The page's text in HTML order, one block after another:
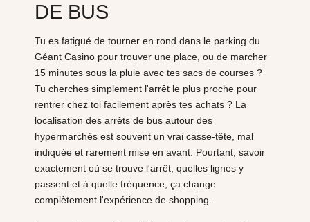
DE BUS
Tu es fatigué de tourner en rond dans le parking du
Géant Casino pour trouver une place, ou de marcher
15 minutes sous la pluie avec tes sacs de courses ?
Tu cherches simplement l'arrêt le plus proche pour
rentrer chez toi facilement après tes achats ? La
localisation des arrêts de bus autour des
hypermarchés est souvent un vrai casse-tête, mal
indiquée et rarement mise en avant. Pourtant, savoir
exactement où se trouve l'arrêt, quelles lignes y
passent et à quelle fréquence, ça change
complètement l'expérience de shopping.